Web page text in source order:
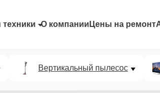
О компании Цены на ремонт
Вертикальный пылесос